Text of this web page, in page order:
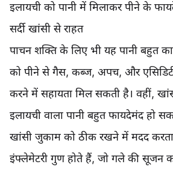
इलायची को पानी में मिलाकर पीने के
सर्दी खांसी से राहत
पाचन शक्ति के लिए भी यह पानी बहुत
को पीने से गैस, कब्ज, अपच, और
करने में सहायता मिल सकती है। वहीं,
इलायची वाला पानी बहुत फायदेमंद हो
खांसी जुकाम को ठीक रखने में मदद करता
इंफ्लेमेटरी गुण होते हैं, जो गले की सूजन